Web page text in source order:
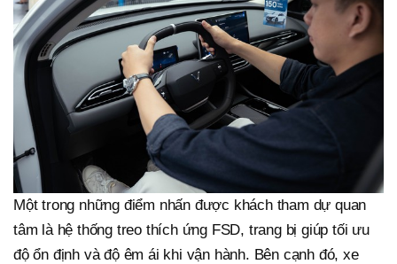
Một trong những điểm nhấn được khách tham dự quan
tâm là hệ thống treo thích ứng FSD, trang bị giúp tối ưu
độ ổn định và độ êm ái khi vận hành. Bên cạnh đó, xe